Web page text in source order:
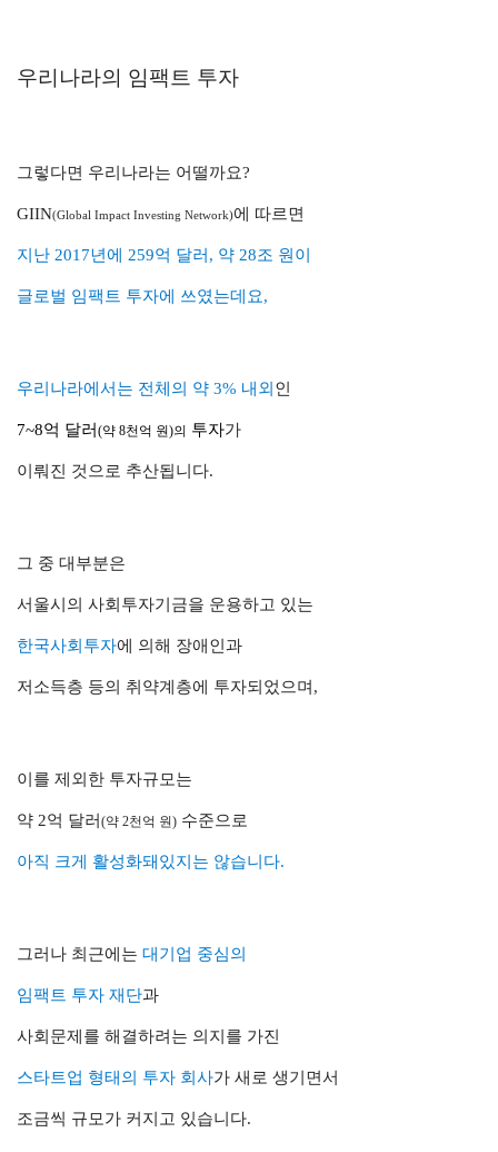
우리나라의 임팩트 투자
그렇다면 우리나라는 어떨까요?
GIIN(Global Impact Investing Network)에 따르면
지난 2017년에 259억 달러, 약 28조 원이
글로벌 임팩트 투자에 쓰였는데요,
우리나라에서는 전체의 약 3% 내외 인
7~8억 달러 (약 8천억 원)의 투자가
이뤄진 것으로 추산됩니다.
그 중 대부분은
서울시의 사회투자기금을 운용하고 있는
한국사회투자에 의해 장애인과
저소득층 등의 취약계층에 투자되었으며,
이를 제외한 투자규모는
약 2억 달러 (약 2천억 원) 수준으로
아직 크게 활성화돼있지는 않습니다.
그러나 최근에는 대기업 중심의
임팩트 투자 재단과
사회문제를 해결하려는 의지를 가진
스타트업 형태의 투자 회사가 새로 생기면서
조금씩 규모가 커지고 있습니다.